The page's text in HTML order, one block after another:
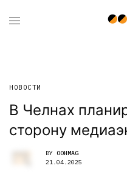
НОВОСТИ
В Челнах
сторону
BY OOHMAG
21.04.2025